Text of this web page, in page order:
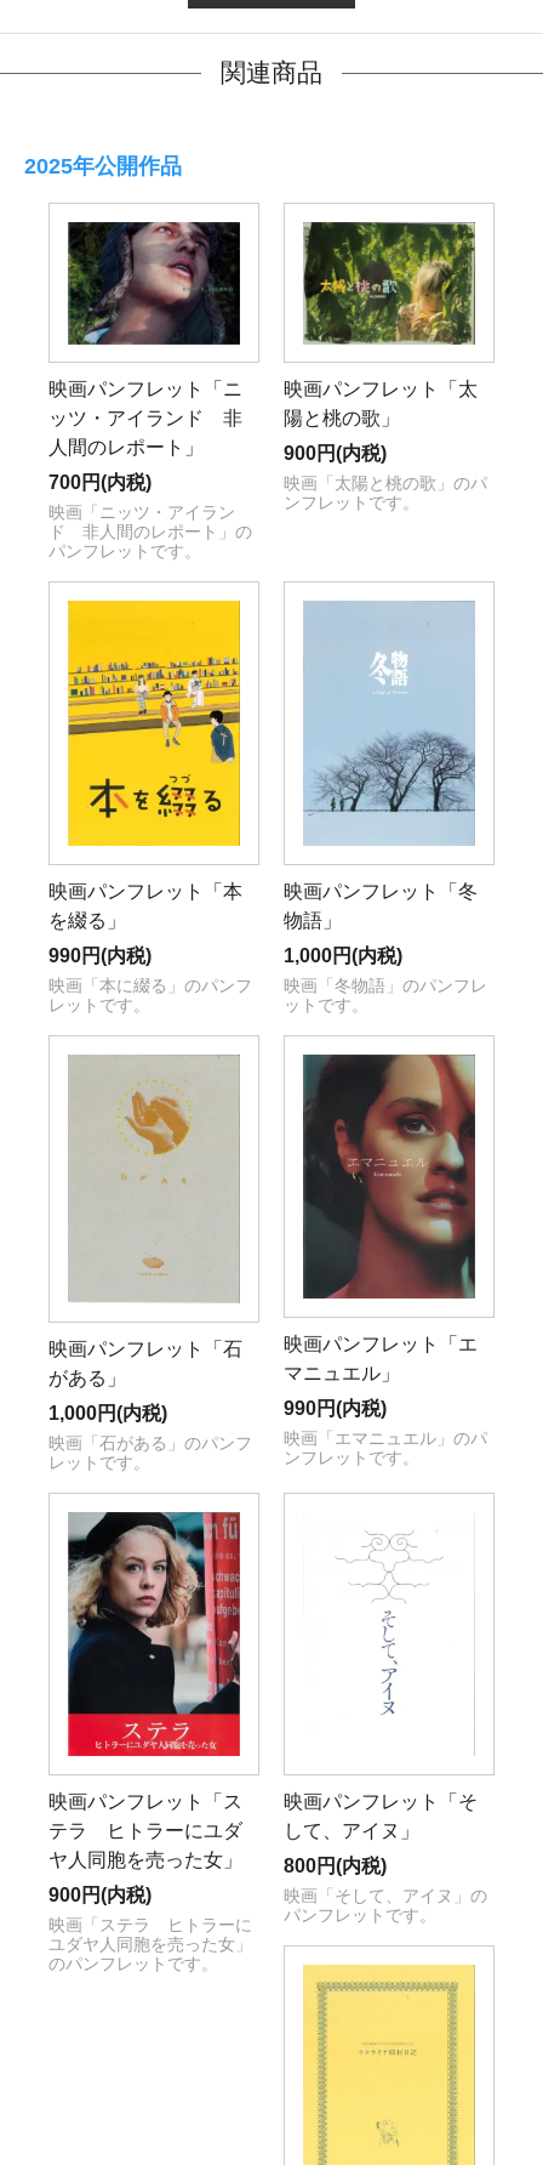
関連商品
2025年公開作品
映画パンフレット「ニ
ッツ・アイランド 非
人間のレポート」
700円(内税)
映画「ニッツ・アイラン
ド 非人間のレポート」の
パンフレットです。
映画パンフレット「太
陽と桃の歌」
900円(内税)
映画「太陽と桃の歌」のパ
ンフレットです。
映画パンフレット「本
を綴る」
990円(内税)
映画「本に綴る」のパンフ
レットです。
映画パンフレット「冬
物語」
1,000円(内税)
映画「冬物語」のパンフレ
ットです。
映画パンフレット「石
がある」
1,000円(内税)
映画「石がある」のパンフ
レットです。
映画パンフレット「エ
マニュエル」
990円(内税)
映画「エマニュエル」のパ
ンフレットです。
映画パンフレット「ス
テラ ヒトラーにユダ
ヤ人同胞を売った女」
900円(内税)
映画「ステラ ヒトラーに
ユダヤ人同胞を売った女」
のパンフレットです。
映画パンフレット「そ
して、アイヌ」
800円(内税)
映画「そして、アイヌ」の
パンフレットです。